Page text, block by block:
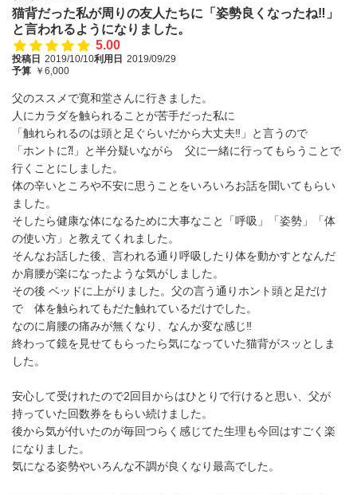
猫背だった私が周りの友人たちに「姿勢良くなったね‼」
と言われるようになりました。
5.00
投稿日 2019/10/10利用日 2019/09/29
予算 ￥6,000
父のススメで寛和堂さんに行きました。
人にカラダを触られることが苦手だった私に
「触れられるのは頭と足ぐらいだから大丈夫‼」と言うので
「ホントに⁈」と半分疑いながら 父に一緒に行ってもらうことで
行くことにしました。
体の辛いところや不安に思うことをいろいろお話を聞いてもらい
ました。
そしたら健康な体になるために大事なこと「呼吸」「姿勢」「体
の使い方」と教えてくれました。
そんなお話した後、言われる通り呼吸したり体を動かすとなんだ
か肩腰が楽になったような気がしました。
その後 ベッドに上がりました。父の言う通りホント頭と足だけ
で 体を触られてもだた触れているだけでした。
なのに肩腰の痛みが無くなり、なんか変な感じ‼
終わって鏡を見せてもらったら気になっていた猫背がスッとしま
した。
安心して受けれたので2回目からはひとりで行けると思い、父が
持っていた回数券をもらい続けました。
後から気が付いたのが毎回つらく感じてた生理も今回はすごく楽
になりました。
気になる姿勢やいろんな不調が良くなり最高でした。